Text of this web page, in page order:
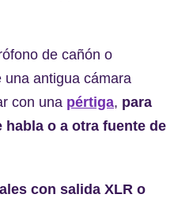
de cañón o
una antigua cámara
con una pértiga, para
o a otra fuente de
con salida XLR o